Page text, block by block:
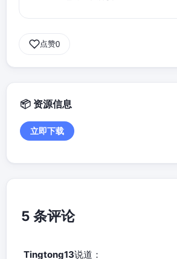
点赞0
资源信息
立即下载
5 条评论
Tingtong13说道：